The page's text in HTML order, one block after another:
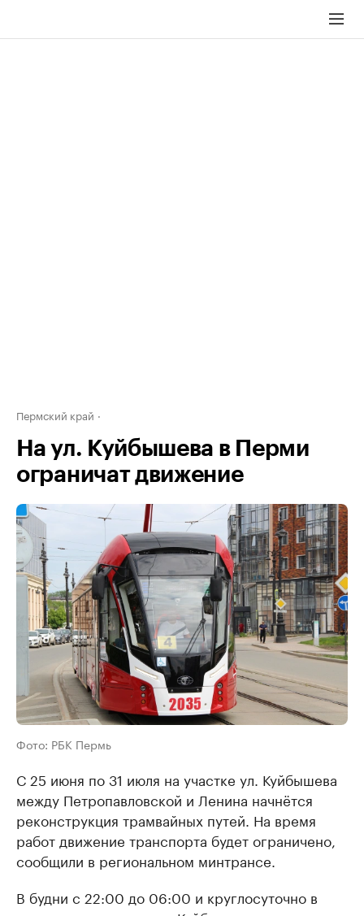
Пермский край
На ул. Куйбышева в Перми
ограничат движение
Фото: РБК Пермь
С 25 июня по 31 июля на участке ул. Куйбышева
между Петропавловской и Ленина начнётся
реконструкция трамвайных путей. На время
работ движение транспорта будет ограничено,
сообщили в региональном минтрансе.
В будни с 22:00 до 06:00 и круглосуточно в